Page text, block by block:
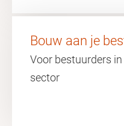
Bouw aan je
Voor bestuurders
sector